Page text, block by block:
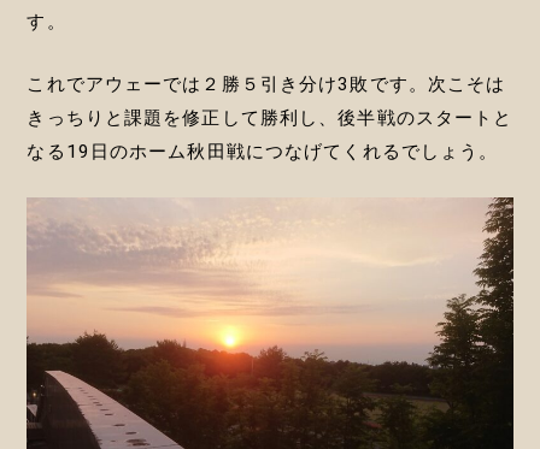
す。
これでアウェーでは２勝５引き分け3敗です。次こそは
きっちりと課題を修正して勝利し、後半戦のスタートと
なる19日のホーム秋田戦につなげてくれるでしょう。